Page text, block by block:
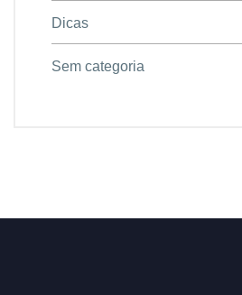
Dicas
Sem categoria